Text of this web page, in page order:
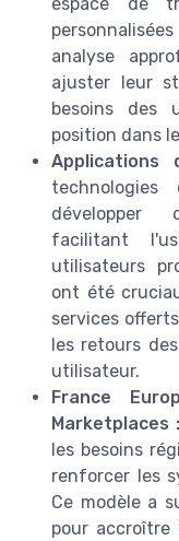
espace de
analyse
ajuster leur
besoins des
position dans
Applications
développer
facilitant
utilisateurs
ont été
services
les retours
utilisateur.
France
Marketplaces :
les besoins
renforcer les
Ce modèle a
pour accroître